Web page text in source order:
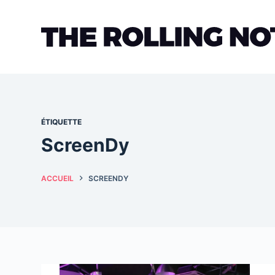
ÉTIQUETTE
ScreenDy
ACCUEIL SCREENDY